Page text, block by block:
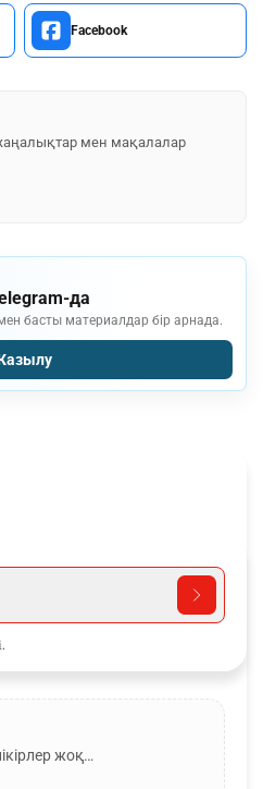
Facebook
мен мақалалар
да
басты материалдар бір арнада.
жоқ…